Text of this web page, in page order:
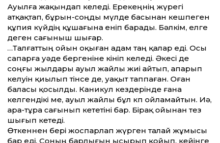
Ауылға жақындап келеді. Ерекеңнің жүрегі
атқақтап, бұрын-соңды мүлде басынан кешпеген
құпия күйдің құшағына еніп барады. Бәлкім, елге
деген сағыныш шығар.
…Талғаттың ойын оқыған адам таң қалар еді. Осы
сапарға уәде бергеніне өкініп келеді. Әкесі де
соңғы жылдары ауыл жайлы жиі айтып, апарып
келуін қиылып өтінсе де, уақыт таппаған. Оған
баласы қосылды. Каникул кездерінде ғана
келгендікі ме, ауыл жайлы бұл көп ойламайтын. Иә,
ара-тұра сағынып кететіні бар. Бірақ ойынан тез
шығып кетеді.
Өткеннен бері жоспарлап жүрген талай жұмысы
бар еді. Соның барлығын ысырып қойып, кейінге